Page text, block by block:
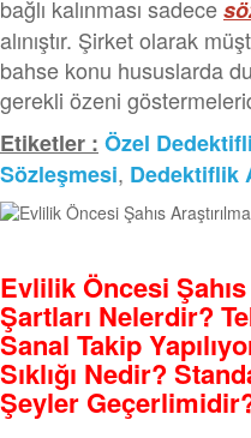
bağlı kalınması sadece
alınıştır. Şirket olarak
bahse konu hususlarda
gerekli özeni
Etiketler : Özel
Sözleşmesi, Dedektiflik
Evlilik Öncesi
Şartları Nelerdir?
Sanal Takip
Sıklığı Nedir?
Şeyler